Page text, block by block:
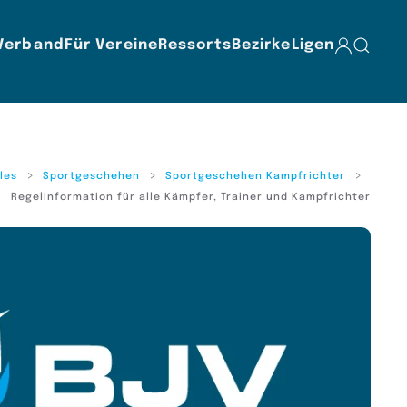
Für Vereine Ressorts Bezirke Ligen
Sportgeschehen
Sportgeschehen Kampfrichter
Regelinformation für alle Kämpfer, Trainer und Kampfrichter